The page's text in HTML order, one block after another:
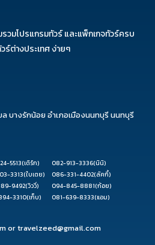
วมโปรแกรมทัวร์ และแพ็กเกจทัวร์ครบ
ร์ต่างประเทศ ง่ายๆ
บางรักน้อย อำเภอเมืองนนทบุรี นนทบุรี
5513(เติร์ก) 082-913-3336(นินิ)
3313(ใบเตย) 086-331-4402(ลัคกี้)
9492(วิววี่) 094-845-8881(ก้อย)
3310(เก็บ) 081-639-8333(แอม)
ortravelzeed@gmail.com